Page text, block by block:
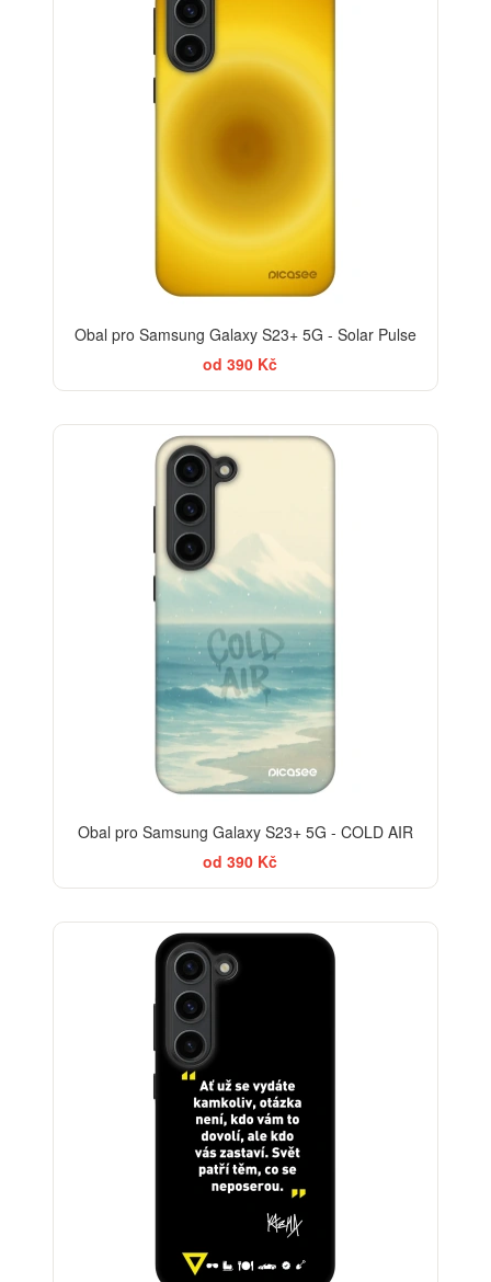
Obal pro Samsung Galaxy S23+ 5G - Solar Pulse
od 390 Kč
Obal pro Samsung Galaxy S23+ 5G - COLD AIR
od 390 Kč